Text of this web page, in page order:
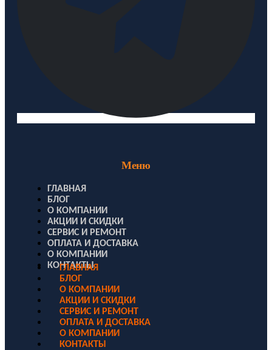
Меню
ГЛАВНАЯ
БЛОГ
О КОМПАНИИ
АКЦИИ И СКИДКИ
СЕРВИС И РЕМОНТ
ОПЛАТА И ДОСТАВКА
О КОМПАНИИ
КОНТАКТЫ
ГЛАВНАЯ
БЛОГ
О КОМПАНИИ
АКЦИИ И СКИДКИ
СЕРВИС И РЕМОНТ
ОПЛАТА И ДОСТАВКА
О КОМПАНИИ
КОНТАКТЫ